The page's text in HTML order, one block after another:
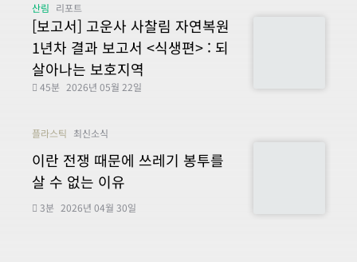
산림 리포트
[보고서] 고운사 사찰림 자연복원
1년차 결과 보고서 <식생편> : 되
살아나는 보호지역
45분 2026년 05월 22일
플라스틱 최신소식
이란 전쟁 때문에 쓰레기 봉투를
살 수 없는 이유
3분 2026년 04월 30일